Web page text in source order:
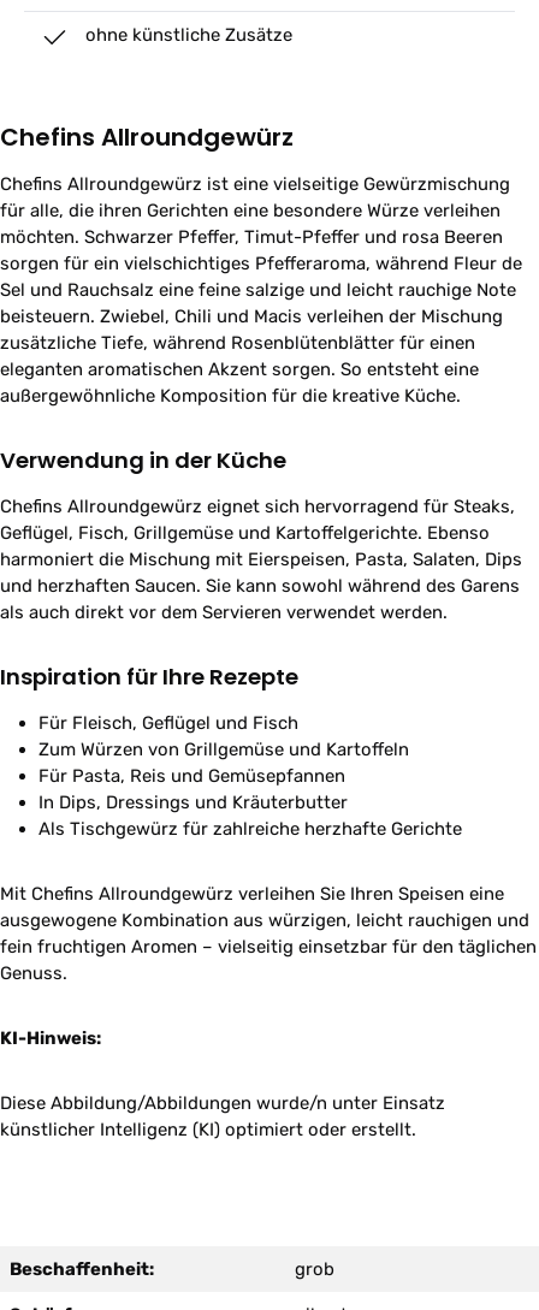
ohne künstliche Zusätze
Chefins Allroundgewürz
Chefins Allroundgewürz ist eine vielseitige Gewürzmischung
für alle, die ihren Gerichten eine besondere Würze verleihen
möchten. Schwarzer Pfeffer, Timut-Pfeffer und rosa Beeren
sorgen für ein vielschichtiges Pfefferaroma, während Fleur de
Sel und Rauchsalz eine feine salzige und leicht rauchige Note
beisteuern. Zwiebel, Chili und Macis verleihen der Mischung
zusätzliche Tiefe, während Rosenblütenblätter für einen
eleganten aromatischen Akzent sorgen. So entsteht eine
außergewöhnliche Komposition für die kreative Küche.
Verwendung in der Küche
Chefins Allroundgewürz eignet sich hervorragend für Steaks,
Geflügel, Fisch, Grillgemüse und Kartoffelgerichte. Ebenso
harmoniert die Mischung mit Eierspeisen, Pasta, Salaten, Dips
und herzhaften Saucen. Sie kann sowohl während des Garens
als auch direkt vor dem Servieren verwendet werden.
Inspiration für Ihre Rezepte
Für Fleisch, Geflügel und Fisch
Zum Würzen von Grillgemüse und Kartoffeln
Für Pasta, Reis und Gemüsepfannen
In Dips, Dressings und Kräuterbutter
Als Tischgewürz für zahlreiche herzhafte Gerichte
Mit Chefins Allroundgewürz verleihen Sie Ihren Speisen eine
ausgewogene Kombination aus würzigen, leicht rauchigen und
fein fruchtigen Aromen – vielseitig einsetzbar für den täglichen
Genuss.
KI-Hinweis:
Diese Abbildung/Abbildungen wurde/n unter Einsatz
künstlicher Intelligenz (KI) optimiert oder erstellt.
Beschaffenheit: grob